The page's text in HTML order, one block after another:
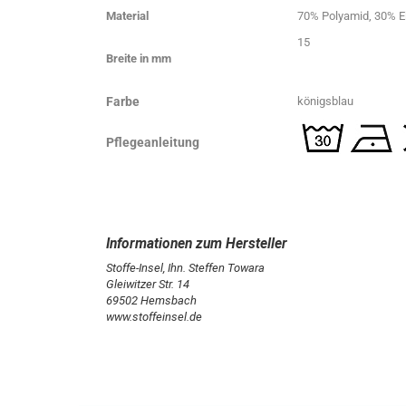
Material 70% Polyamid, 30%
Breite in mm
15
Farbe königsblau
Pflegeanleitung
Stoffe-Insel, Ihn. Steffen Towara
Gleiwitzer Str. 14
69502 Hemsbach
www.stoffeinsel.de